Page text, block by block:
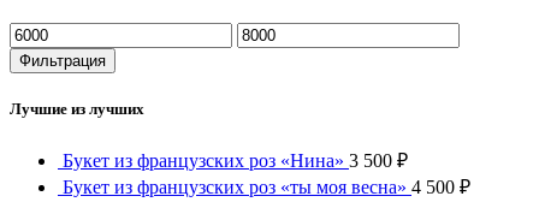
Минимальная
цена
Максимальная
цена
Фильтрация
Лучшие из лучших
Букет из французских роз «Нина» 3 500 ₽
Букет из французских роз «ты моя весна» 4 500 ₽